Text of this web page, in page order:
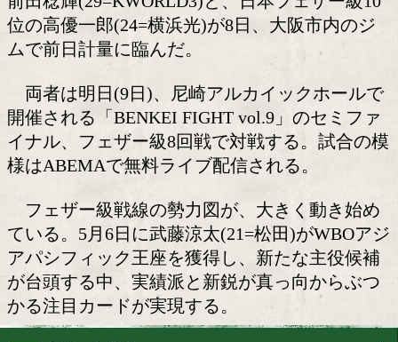
フェザー級注目の一戦!
WBOアジアパシフィック・フェザー
前田稔輝(29=KWORLD3)と、日本フェ
ムで前日計量に臨んだ。
両者は明日(9日)、尼崎アルカイック
開催される「BENKEI FIGHT vol.9」の
イナル、フェザー級8回戦で対戦する。